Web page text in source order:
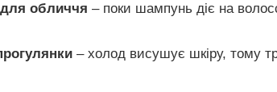
обличчя – поки шампунь діє на
– холод висушує шкіру, тому